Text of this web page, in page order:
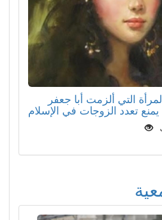
التي ألزمت أبا جعفر
تعدد الزوجات في الإسلام